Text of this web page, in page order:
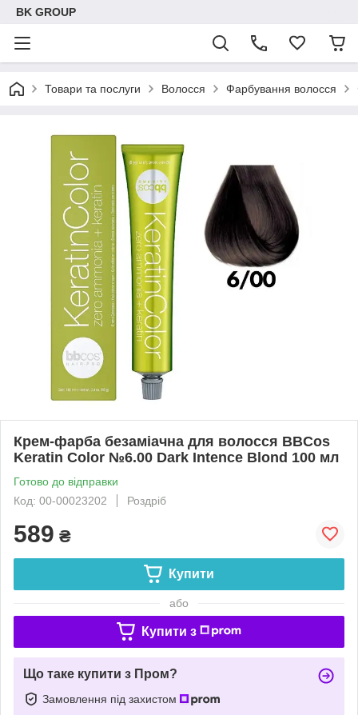
BK GROUP
Товари та послуги Волосся Фарбування волосся
Крем-фарба безаміачна для волосся BBCos
Keratin Color №6.00 Dark Intence Blond 100 мл
Готово до відправки
Код: 00-00023202
Роздріб
589 ₴
Купити
або
Купити з
Що таке купити з Пром?
Замовлення під захистом